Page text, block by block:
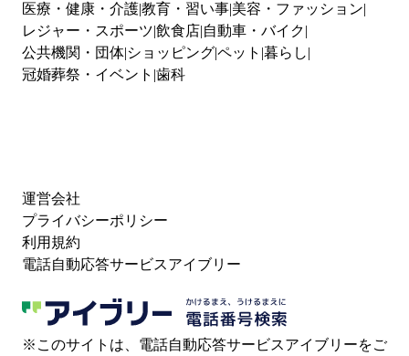
医療・健康・介護教育・習い事 美容・ファッション
レジャー・スポーツ 飲食店 自動車・バイク
公共機関・団体 ショッピングペット 暮らし
冠婚葬祭・イベント 歯科
運営会社
プライバシーポリシー
利用規約
電話自動応答サービスアイブリー
※このサイトは、電話自動応答サービスアイブリーをご